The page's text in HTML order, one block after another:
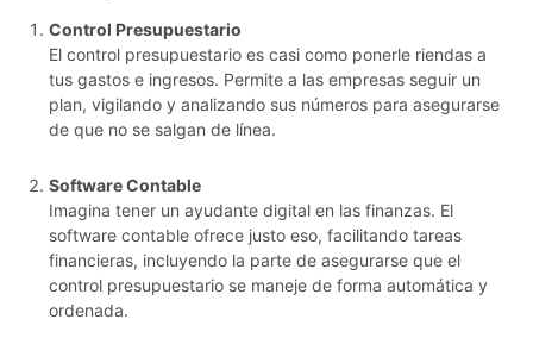
Control Presupuestario
El control presupuestario es casi como ponerle riendas a
tus gastos e ingresos. Permite a las empresas seguir un
plan, vigilando y analizando sus números para asegurarse
de que no se salgan de línea.
Software Contable
Imagina tener un ayudante digital en las finanzas. El
software contable ofrece justo eso, facilitando tareas
financieras, incluyendo la parte de asegurarse que el
control presupuestario se maneje de forma automática y
ordenada.